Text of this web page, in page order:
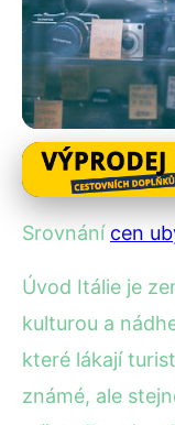
Ceny ubytování v
Srovnání
· 4
Srovnání cen
Úvod Itálie je
kulturou a
které lákají
známé, ale